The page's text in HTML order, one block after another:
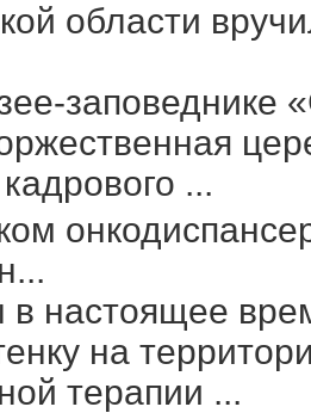
области
заповеднике
...
настоящее
на
терапии ...